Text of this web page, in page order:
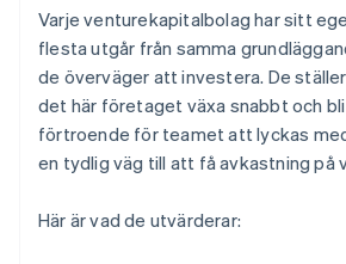
Varje venturekapitalbolag har sitt
flesta utgår från samma
de överväger att investera. De
det här företaget växa snabbt och
förtroende för teamet att lyckas
en tydlig väg till att få avkastning på
Här är vad de utvärderar: